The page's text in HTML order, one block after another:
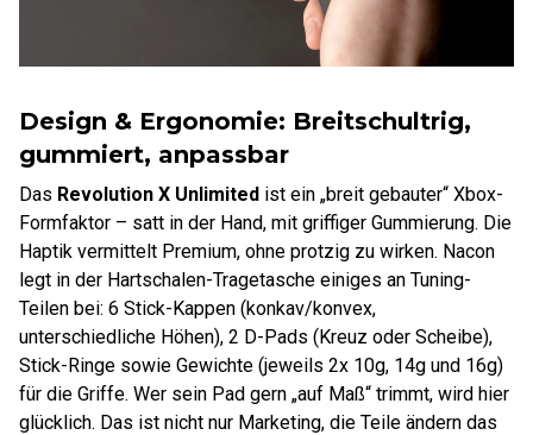
Design & Ergonomie: Breitschultrig,
gummiert, anpassbar
Das Revolution X Unlimited ist ein „breit gebauter“ Xbox-
Formfaktor – satt in der Hand, mit griffiger Gummierung. Die
Haptik vermittelt Premium, ohne protzig zu wirken. Nacon
legt in der Hartschalen-Tragetasche einiges an Tuning-
Teilen bei: 6 Stick-Kappen (konkav/konvex,
unterschiedliche Höhen), 2 D-Pads (Kreuz oder Scheibe),
Stick-Ringe sowie Gewichte (jeweils 2x 10g, 14g und 16g)
für die Griffe. Wer sein Pad gern „auf Maß“ trimmt, wird hier
glücklich. Das ist nicht nur Marketing, die Teile ändern das